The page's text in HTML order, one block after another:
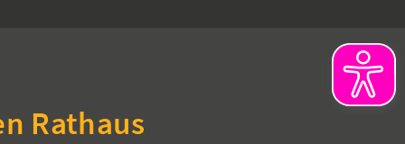
Rathaus